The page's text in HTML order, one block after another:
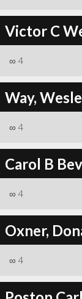
Victor C
∞ 4
Way,
∞ 4
Carol B
∞ 4
Oxner,
∞ 4